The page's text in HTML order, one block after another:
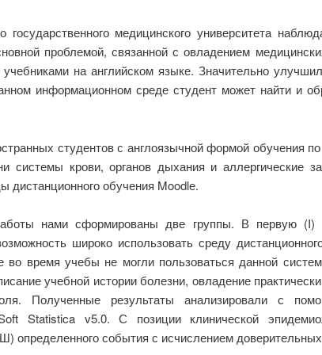
медицинского университета
проблемой, связанной с овладением
учебниками на английском языке. Значительно
информационном среде студент может найти и
студентов с англоязычной формой обучения
крови, органов дыхания и аллергические
дистанционного обучения Moodlе.
нами сформированы две группы. В первую (I)
широко использовать среду
во время учебы не могли пользоваться данной
учебной истории болезни, овладение
Полученные результаты анализировали с
Statistica v5.0. С позиции клинической
определенного события с исчислением